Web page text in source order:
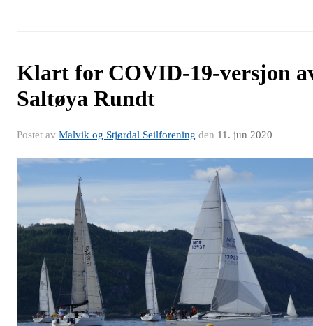
Klart for COVID-19-versjon
Saltøya Rundt
Postet av Malvik og Stjørdal Seilforening den 11. jun 2020